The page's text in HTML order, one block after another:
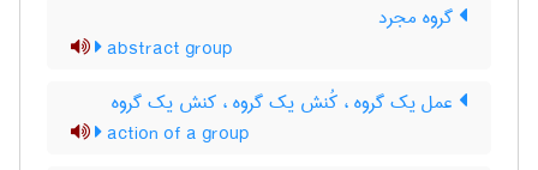
گروه مجرد
abstract group
عمل یک گروه ، کُنش یک گروه ، کنش یک گروه
action of a group